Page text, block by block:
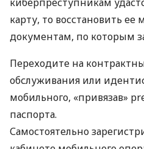
карту, то восстановить
документам, по которым
Переходите на
обслуживания или
мобильного, «привязав»
паспорта.
Самостоятельно